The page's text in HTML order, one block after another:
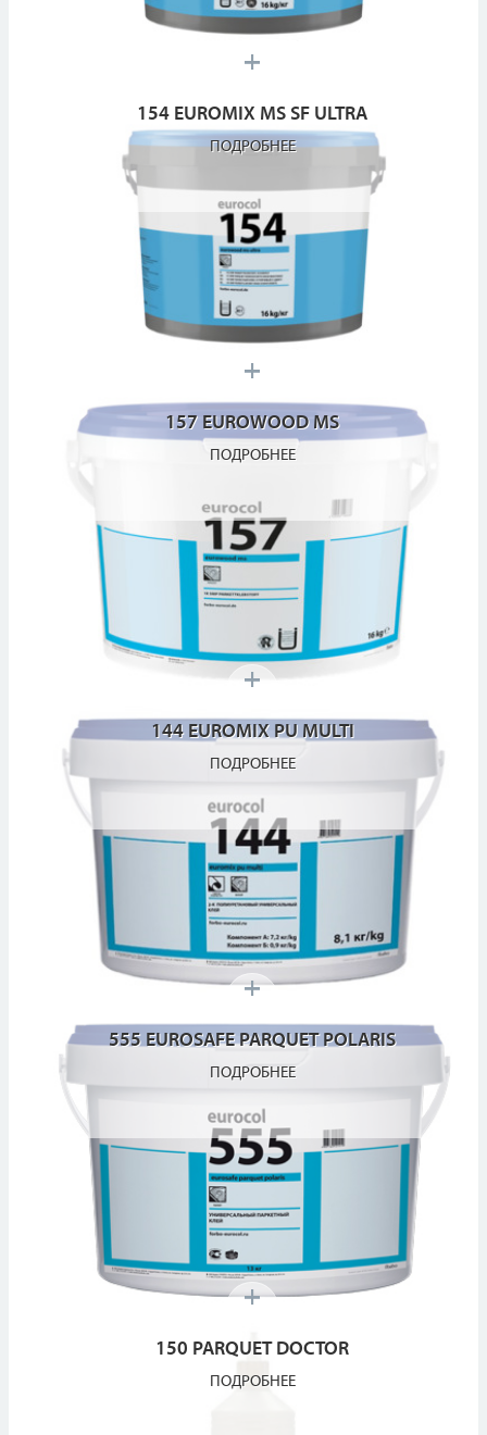
154 EUROMIX MS SF ULTRA
ПОДРОБНЕЕ
157 EUROWOOD MS
ПОДРОБНЕЕ
144 EUROMIX PU MULTI
ПОДРОБНЕЕ
555 EUROSAFE PARQUET POLARIS
ПОДРОБНЕЕ
150 PARQUET DOCTOR
ПОДРОБНЕЕ